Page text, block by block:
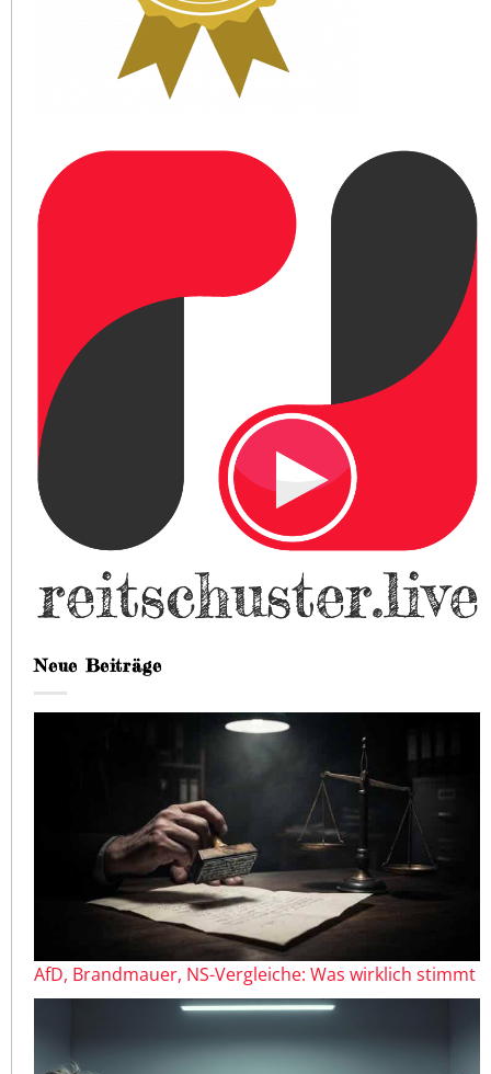
Neue Beiträge
AfD, Brandmauer, NS-Vergleiche: Was wirklich stimmt